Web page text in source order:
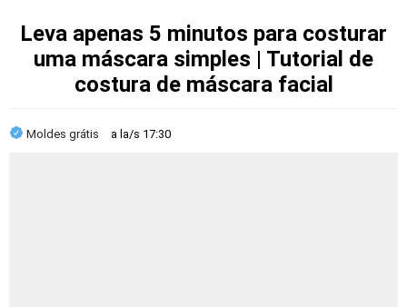
Leva apenas 5 minutos para costurar
uma máscara simples | Tutorial de
costura de máscara facial
Moldes grátis a la/s 17:30